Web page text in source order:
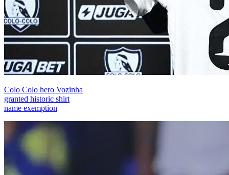
Colo Colo hero Vozinha
granted historic shirt
name exemption